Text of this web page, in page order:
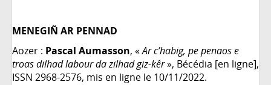
MENEGIÑ AR PENNAD
Aozer : Pascal Aumasson, «Ar c’habig, pe penaos e
troas dilhad labour da zilhad giz-kêr», Bécédia [en ligne],
ISSN 2968-2576, mis en ligne le 10/11/2022.